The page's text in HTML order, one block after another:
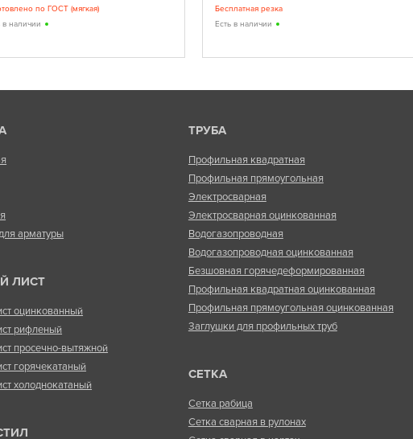
по ГОСТ (мягкая)
в наличии
Бесплатная резка
Есть в наличии
арматуры
ЛИСТ
оцинкованный
рифленый
просечно-вытяжной
горячекатаный
холоднокатаный
ТРУБА
Профильная квадратная
Профильная прямоугольная
Электросварная
Электросварная оцинкованная
Водогазопроводная
Водогазопроводная оцинкованная
Безшовная горячедеформированная
Профильная квадратная оцинкованная
Профильная прямоугольная оцинкованная
Заглушки для профильных труб
СЕТКА
Сетка рабица
Сетка сварная в рулонах